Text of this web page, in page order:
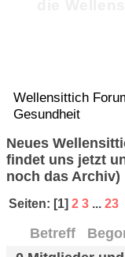
Wellensittich
Gesundheit
Neues
findet uns jetzt
noch das Archiv)
Seiten: [1]2 3 ...23
Betreff/